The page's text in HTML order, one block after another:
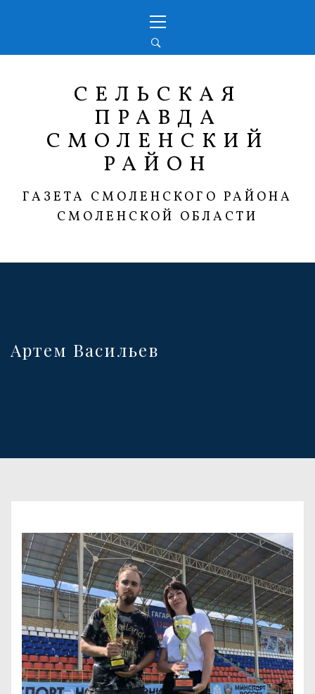
меню
СЕЛЬСКАЯ
ПРАВДА
СМОЛЕНСКИЙ
РАЙОН
ГАЗЕТА СМОЛЕНСКОГО РАЙОНА
СМОЛЕНСКОЙ ОБЛАСТИ
Артем Васильев